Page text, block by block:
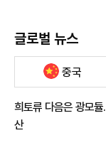
글로벌 뉴스
중국
희토류 다음은 광모
산